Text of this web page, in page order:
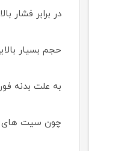
در برابر فشار
حجم بسیار
به علت بدنه
چون سیت های